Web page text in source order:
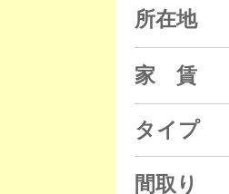
所在地
家 賃
タイプ
間取り